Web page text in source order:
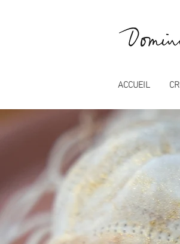
ACCUEIL